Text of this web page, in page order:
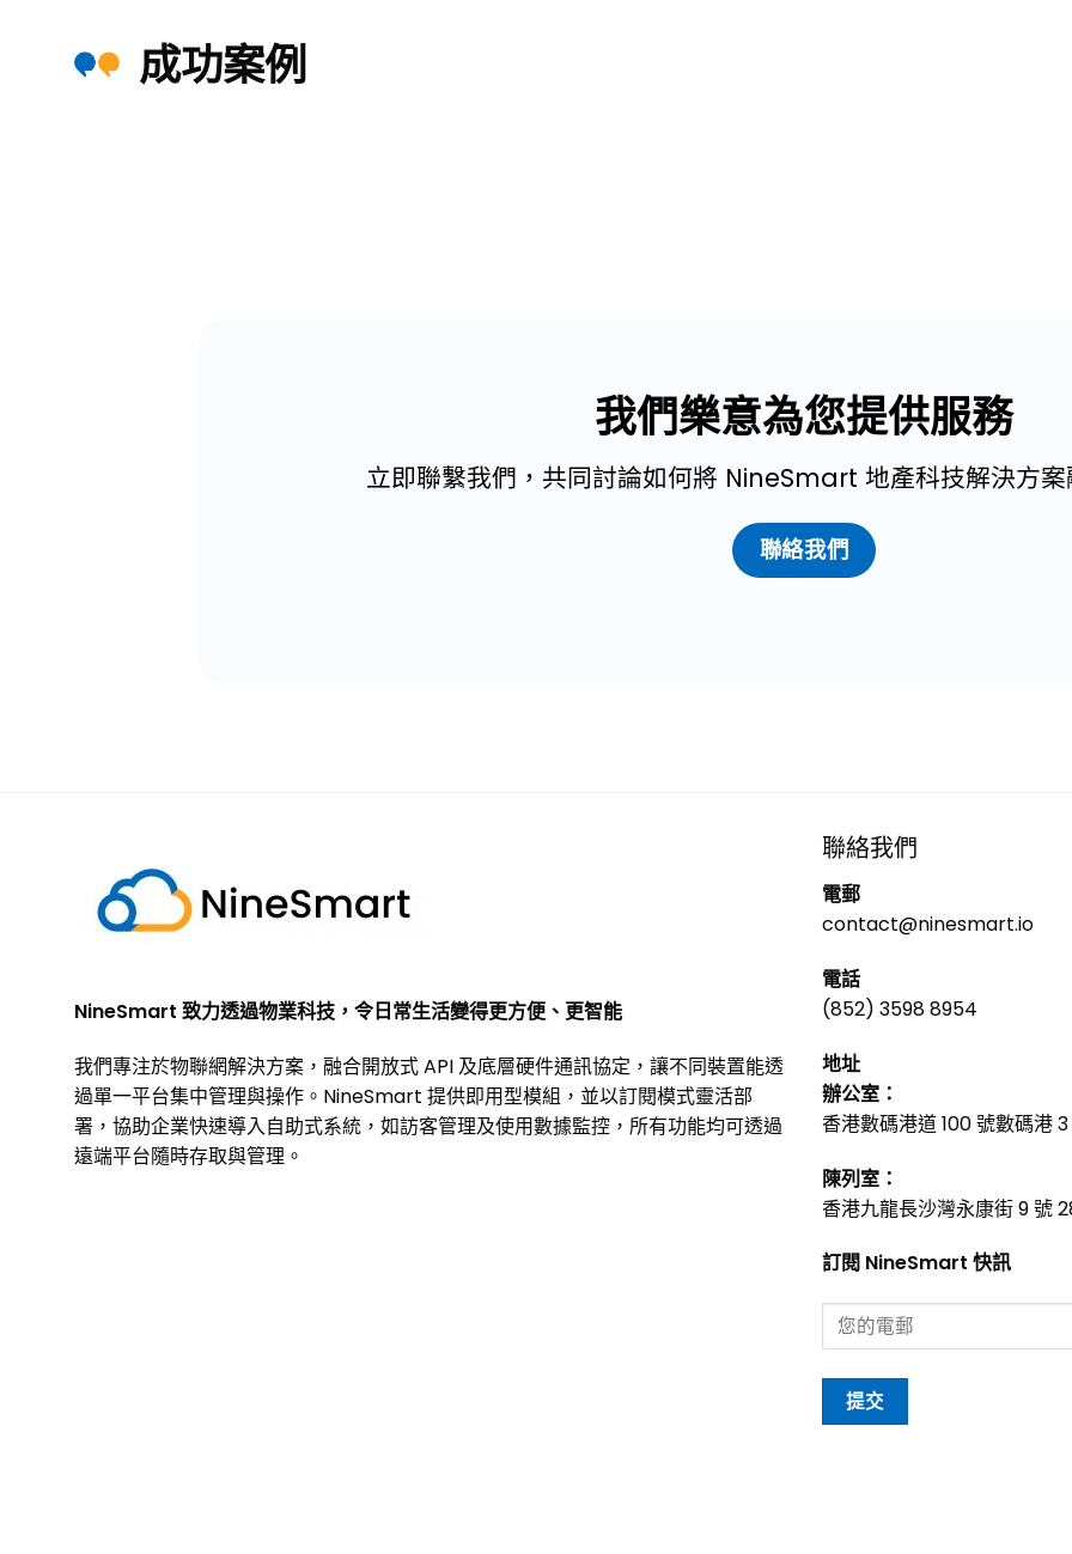
成功案例
我們樂意為您提供服務
立即聯繫我們，共同討論如何將 NineSmart 地產科技解決方
聯絡我們
NineSmart 致力透過物業科技，令日常生活變得更方便、更智能
我們專注於物聯網解決方案，融合開放式 API 及底層硬件通訊協定，讓不同裝置能透
過單一平台集中管理與操作。NineSmart 提供即用型模組，並以訂閱模式靈活部
署，協助企業快速導入自助式系統，如訪客管理及使用數據監控，所有功能均可透過
遠端平台隨時存取與管理。
聯絡我們
電郵
contact@ninesmart.io
電話
(852) 3598 8954
地址
辦公室：
香港數碼港道 100 號數碼港
陳列室：
香港九龍長沙灣永康街 9 號
訂閱 NineSmart 快訊